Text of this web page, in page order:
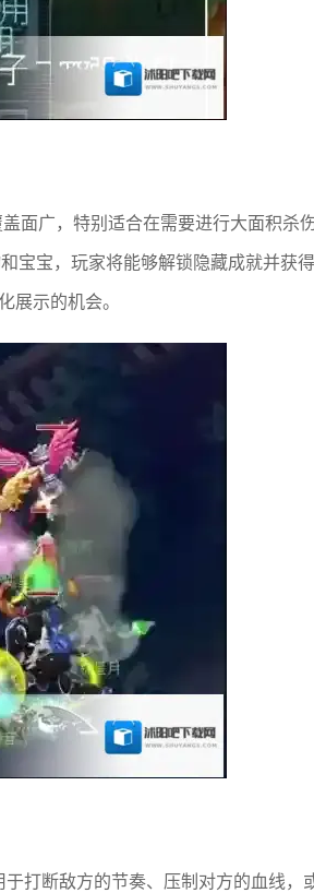
面广，特别适合在需要进行大面积杀
宝宝，玩家将能够解锁隐藏成就并获
展示的机会。
打断敌方的节奏、压制对方的血线，